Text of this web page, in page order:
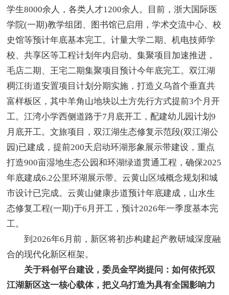
学生8000余人，各类人才1200余人。目前，浙大国际医
学院(一期)教学组团、图书馆已启用，学术交流中心、校
史馆等预计年底基本完工。计量大学二期、机电技师学
校、共享区等工程计划年内启动。集聚项目加速推进，
毛店二期、王宅二期集聚项目预计今年底完工。双江湖
稠江街道安置项目计划分期实施，打造义乌首个垂直共
富样板区，其中羊角山地块以土方先行方式提前3个月开
工。江湾小学西侧道路于7月底开工，配建幼儿园计划9
月底开工。文旅项目，双江湖生态修复示范段(双江湖公
园)已建成，提前200天启动环湖形象展示带建设，重点
打造900亩湿地生态公园和环湖绿道贯通工程，确保2025
年底建成6.2公里环湖展示带。云黄山区域概念规划和城
市设计已完成。云黄山健康步道预计年底建成，山水生
态修复工程(一期)于6月开工，预计2026年一季度基本完
工。
到2026年6月前，新区将初步构建起产教研城深度融
合的现代化新区框架。
关于科创平台建设，委员金罕岗提问：如何依托双
江湖新区这一核心载体，把义乌打造为具有全国影响力